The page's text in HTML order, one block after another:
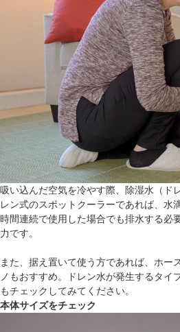
吸い込んだ空気を冷やす際、除湿水（ド
レン式のスポットクーラーであれば、水
時間連続で使用した場合でも排水する必
力です。
また、据え置いて使う方であれば、ホー
ノもおすすめ。ドレン水が発生するタイ
もチェックしてみてください。
本体サイズをチェック